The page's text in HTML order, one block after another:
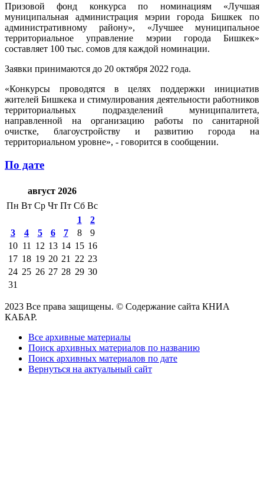
Призовой фонд конкурса по номинациям «Лучшая
муниципальная администрация мэрии города Бишкек по
административному району», «Лучшее муниципальное
территориальное управление мэрии города Бишкек»
составляет 100 тыс. сомов для каждой номинации.
Заявки принимаются до 20 октября 2022 года.
«Конкурсы проводятся в целях поддержки инициатив
жителей Бишкека и стимулирования деятельности работников
территориальных подразделений муниципалитета,
направленной на организацию работы по санитарной
очистке, благоустройству и развитию города на
территориальном уровне», - говорится в сообщении.
По дате
август 2026
Пн Вт Ср Чт Пт Сб Вс
1
2
3
4 5 6 7 8
9
10 11 12 13 14 15 16
17 18 19 20 21 22 23
24 25 26 27 28 29 30
31
2023 Все права защищены. © Содержание сайта КНИА
КАБАР.
Все архивные материалы
Поиск архивных материалов по названию
Поиск архивных материалов по дате
Вернуться на актуальный сайт